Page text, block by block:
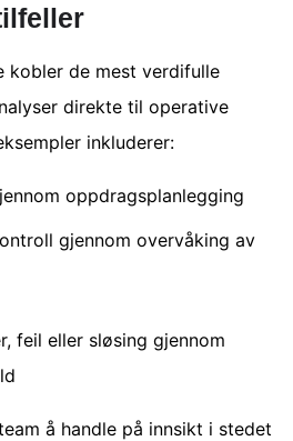
kobler de mest verdifulle
direkte til operative
inkluderer:
oppdragsplanlegging
gjennom overvåking av
feil eller sløsing gjennom
å handle på innsikt i stedet